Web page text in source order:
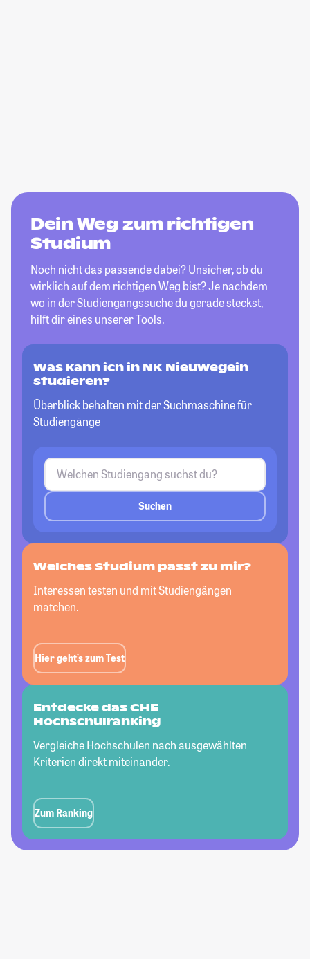
Dein Weg zum richtigen
Studium
Noch nicht das passende dabei? Unsicher, ob du
wirklich auf dem richtigen Weg bist? Je nachdem
wo in der Studiengangssuche du gerade steckst,
hilft dir eines unserer Tools.
Was kann ich in NK Nieuwegein
studieren?
Überblick behalten mit der Suchmaschine für
Studiengänge
Suchen
Welches Studium passtzu mir?
Interessen testen und mit Studiengängen
matchen.
Hier geht’s zum Test
Entdecke das CHE
Hochschulranking
Vergleiche Hochschulen nach ausgewählten
Kriterien direkt miteinander.
Zum Ranking